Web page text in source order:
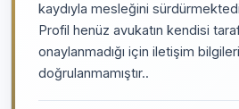
kaydıyla mesleğini
Profil henüz avukatın kendisi
onaylanmadığı için iletişim
doğrulanmamıştır..